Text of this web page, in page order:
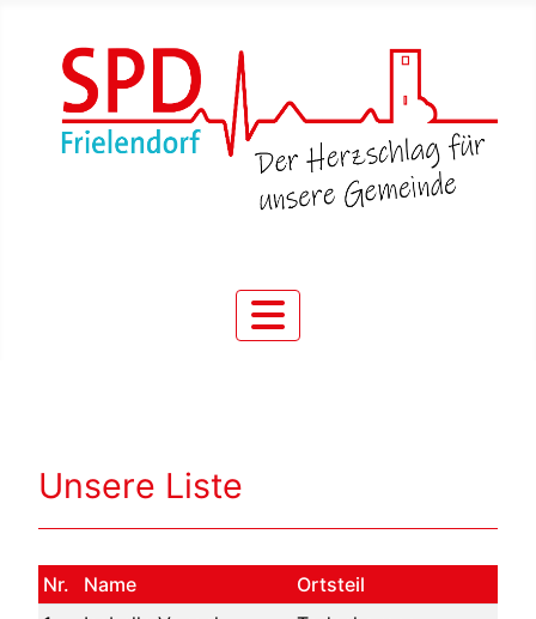
Unsere Liste
Nr. Name
Ortsteil